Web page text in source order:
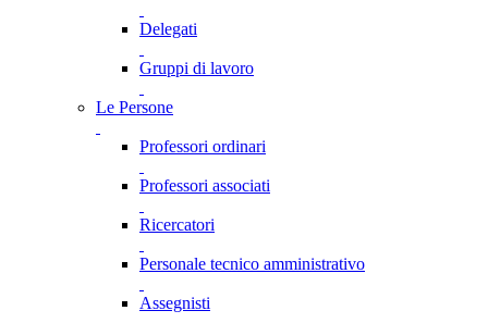
Delegati
Gruppi di lavoro
Le Persone
Professori ordinari
Professori associati
Ricercatori
Personale tecnico amministrativo
Assegnisti